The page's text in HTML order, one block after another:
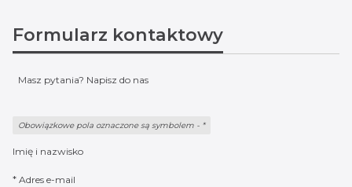
Formularz kontaktowy
Masz pytania? Napisz do nas
Obowiązkowe pola oznaczone są symbolem - *
Imię i nazwisko
* Adres e-mail